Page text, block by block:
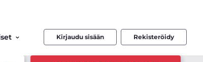
Kirjaudu sisään Rekisteröidy